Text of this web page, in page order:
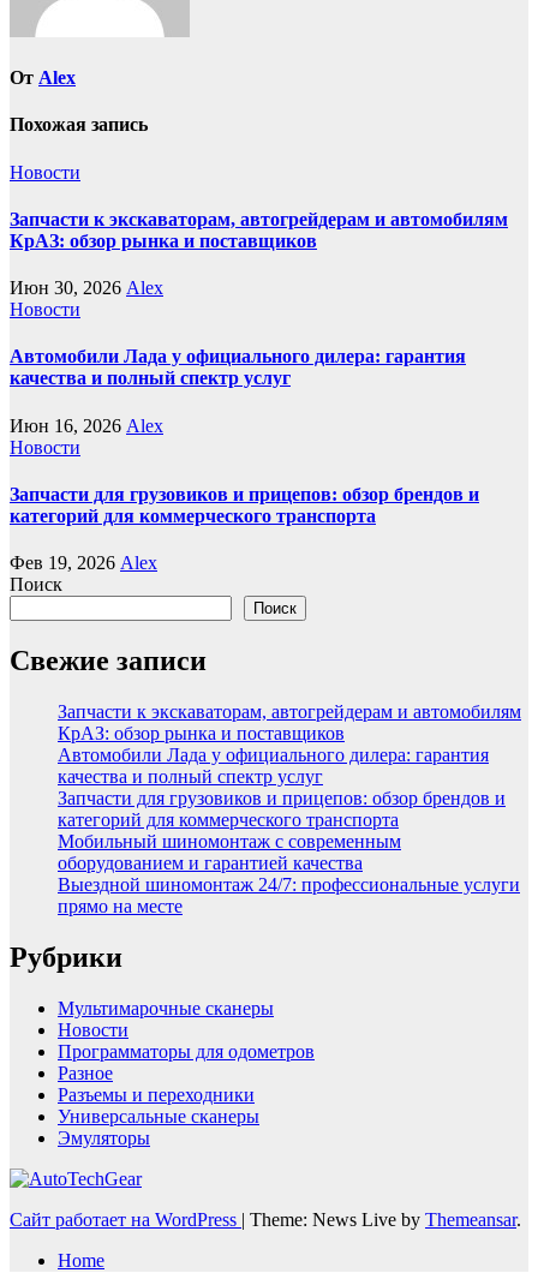
От Alex
Похожая запись
Новости
Запчасти к экскаваторам, автогрейдерам и автомобилям
КрАЗ: обзор рынка и поставщиков
Июн 30, 2026 Alex
Новости
Автомобили Лада у официального дилера: гарантия
качества и полный спектр услуг
Июн 16, 2026 Alex
Новости
Запчасти для грузовиков и прицепов: обзор брендов и
категорий для коммерческого транспорта
Фев 19, 2026 Alex
Поиск
Поиск
Свежие записи
Запчасти к экскаваторам, автогрейдерам и автомобилям
КрАЗ: обзор рынка и поставщиков
Автомобили Лада у официального дилера: гарантия
качества и полный спектр услуг
Запчасти для грузовиков и прицепов: обзор брендов и
категорий для коммерческого транспорта
Мобильный шиномонтаж с современным
оборудованием и гарантией качества
Выездной шиномонтаж 24/7: профессиональные услуги
прямо на месте
Рубрики
Мультимарочные сканеры
Новости
Программаторы для одометров
Разное
Разъемы и переходники
Универсальные сканеры
Эмуляторы
Сайт работает на WordPress | Theme: News Live by Themeansar.
Home